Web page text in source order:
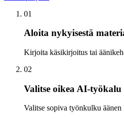
01
Aloita nykyisestä
Kirjoita käsikirjoitus tai
02
Valitse oikea AI-työkalu
Valitse sopiva työnkulku äänen